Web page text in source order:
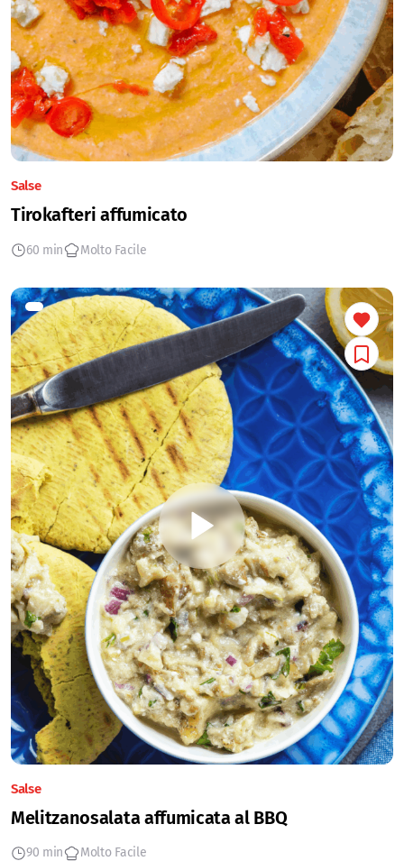
Salse
Tirokafteri affumicato
60 min Molto Facile
Salse
Melitzanosalata affumicata al BBQ
90 min Molto Facile